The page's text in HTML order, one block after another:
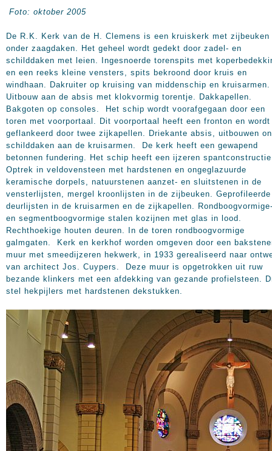
Foto: oktober 2005
De R.K. Kerk van de H. Clemens is een kruiskerk met zijbeuken
onder zaagdaken. Het geheel wordt gedekt door zadel- en
schilddaken met leien. Ingesnoerde torenspits met
en een reeks kleine vensters, spits bekroond door kruis en
windhaan. Dakruiter op kruising van middenschip en kruisarmen.
Uitbouw aan de absis met klokvormig torentje. Dakkapellen.
Bakgoten op consoles. Het schip wordt voorafgegaan door een
toren met voorportaal. Dit voorportaal heeft een fronton en wordt
geflankeerd door twee zijkapellen. Driekante absis, uitbouwen
schilddaken aan de kruisarmen. De kerk heeft een gewapend
betonnen fundering. Het schip heeft een ijzeren
Optrek in veldovensteen met hardstenen en ongeglazuurde
keramische dorpels, natuurstenen aanzet- en sluitstenen in de
vensterlijsten, mergel kroonlijsten in de zijbeuken. Geprofileerde
deurlijsten in de kruisarmen en de zijkapellen.
en segmentboogvormige stalen kozijnen met glas in lood.
Rechthoekige houten deuren. In de toren rondboogvormige
galmgaten. Kerk en kerkhof worden omgeven door een
muur met smeedijzeren hekwerk, in 1933 gerealiseerd naar
van architect Jos. Cuypers. Deze muur is opgetrokken uit ruw
bezande klinkers met een afdekking van gezande profielsteen.
stel hekpijlers met hardstenen dekstukken.